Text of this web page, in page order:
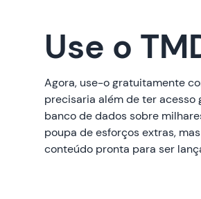
Use o
Agora, use-o gratuitamente
precisaria além de ter
banco de dados sobre
poupa de esforços extras,
conteúdo pronta para ser